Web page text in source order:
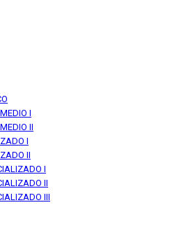
I
II
I
II
I
II
III